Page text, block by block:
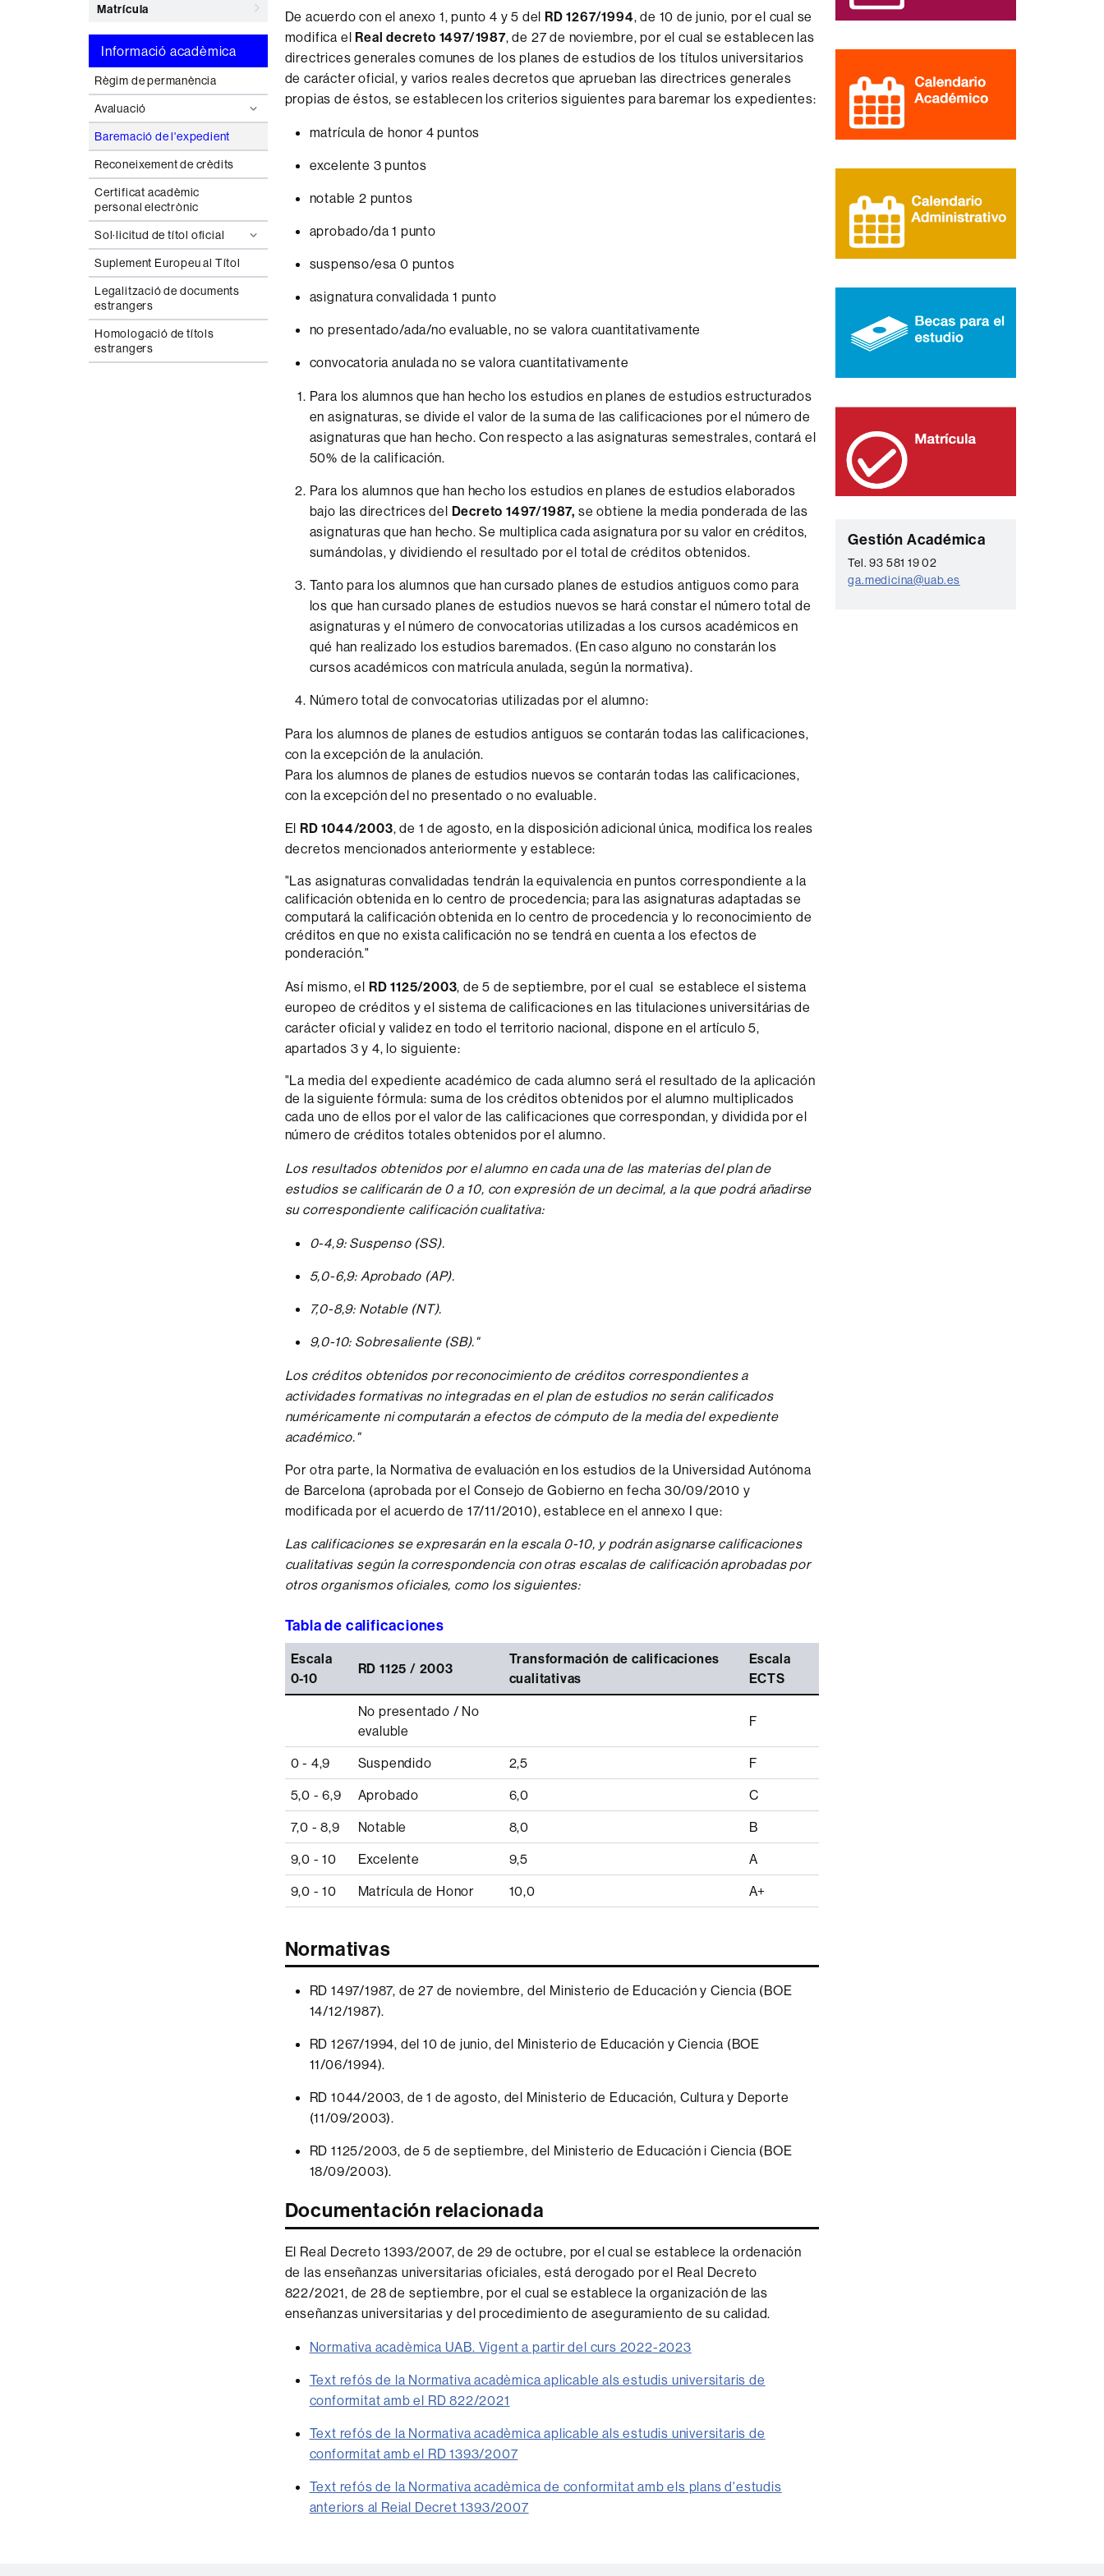
Matrícula
Informació acadèmica
Règim de permanència
Avaluació
Baremació de l'expedient
Reconeixement de crèdits
Certificat acadèmic
personal electrònic
Sol·licitud de títol oficial
Suplement Europeu al Títol
Legalització de documents
estrangers
Homologació de títols
estrangers
De acuerdo con el anexo 1, punto 4 y 5 del RD 1267/1994, de 10 de junio, por el cual se
modifica elReal decreto 1497/1987, de 27 de noviembre, por el cual se establecen las
directrices generales comunes de los planes de estudios de los títulos universitarios
de carácter oficial, y varios reales decretos que aprueban las directrices generales
propias de éstos, se establecen los criterios siguientes para baremar los expedientes:
matrícula de honor 4 puntos
excelente 3 puntos
notable 2 puntos
aprobado/da 1 punto
suspenso/esa 0 puntos
asignatura convalidada 1 punto
no presentado/ada/no evaluable, no se valora cuantitativamente
convocatoria anulada no se valora cuantitativamente
Para los alumnos que han hecho los estudios en planes de estudios estructurados
en asignaturas, se divide el valor de la suma de las calificaciones por el número de
asignaturas que han hecho. Con respecto a las asignaturas semestrales, contará el
50% de la calificación.
Para los alumnos que han hecho los estudios en planes de estudios elaborados
bajo las directrices del Decreto 1497/1987, se obtiene la media ponderada de las
asignaturas que han hecho. Se multiplica cada asignatura por su valor en créditos,
sumándolas, y dividiendo el resultado por el total de créditos obtenidos.
Tanto para los alumnos que han cursado planes de estudios antiguos como para
los que han cursado planes de estudios nuevos se hará constar el número total de
asignaturas y el número de convocatorias utilizadas a los cursos académicos en
qué han realizado los estudios baremados. (En caso alguno no constarán los
cursos académicos con matrícula anulada, según la normativa).
Número total de convocatorias utilizadas por el alumno:
Para los alumnos de planes de estudios antiguos se contarán todas las calificaciones,
con la excepción de la anulación.
Para los alumnos de planes de estudios nuevos se contarán todas las calificaciones,
con la excepción del no presentado o no evaluable.
El RD 1044/2003, de 1 de agosto, en la disposición adicional única, modifica los reales
decretos mencionados anteriormente y establece:
"Las asignaturas convalidadas tendrán la equivalencia en puntos correspondiente a la
calificación obtenida en lo centro de procedencia; para las asignaturas adaptadas se
computará la calificación obtenida en lo centro de procedencia y lo reconocimiento de
créditos en que no exista calificación no se tendrá en cuenta a los efectos de
ponderación."
Así mismo, el RD 1125/2003, de 5 de septiembre, por el cual se establece el sistema
europeo de créditos y el sistema de calificaciones en las titulaciones universitárias de
carácter oficial y validez en todo el territorio nacional, dispone en el artículo 5,
apartados 3 y 4, lo siguiente:
"La media del expediente académico de cada alumno será el resultado de la aplicación
de la siguiente fórmula: suma de los créditos obtenidos por el alumno multiplicados
cada uno de ellos por el valor de las calificaciones que correspondan, y dividida por el
número de créditos totales obtenidos por el alumno.
Los resultados obtenidos por el alumno en cada una de las materias del plan de
estudios se calificarán de 0 a 10, con expresión de un decimal, a la que podrá añadirse
su correspondiente calificación cualitativa:
0-4,9: Suspenso (SS).
5,0-6,9: Aprobado (AP).
7,0-8,9: Notable (NT).
9,0-10: Sobresaliente (SB)."
Los créditos obtenidos por reconocimiento de créditos correspondientes a
actividades formativas no integradas en el plan de estudios no serán calificados
numéricamente ni computarán a efectos de cómputo de la media del expediente
académico."
Por otra parte, la Normativa de evaluación en los estudios de la Universidad Autónoma
de Barcelona (aprobada por el Consejo de Gobierno en fecha 30/09/2010 y
modificada por el acuerdo de 17/11/2010), establece en el annexo I que:
Las calificaciones se expresarán en la escala 0-10, y podrán asignarse calificaciones
cualitativas según la correspondencia con otras escalas de calificación aprobadas por
otros organismos oficiales, como los siguientes:
Tabla de calificaciones
Escala
0-10
RD 1125 / 2003
Transformación de calificaciones
cualitativas
Escala
ECTS
No presentado / No
evaluble
F
0 - 4,9 Suspendido 2,5
F
5,0 - 6,9
Aprobado 6,0
C
7,0 - 8,9
Notable 8,0
B
9,0 - 10
Excelente 9,5
A
9,0 - 10
Matrícula de Honor 10,0 A+
Normativas
RD 1497/1987, de 27 de noviembre, del Ministerio de Educación y Ciencia (BOE
14/12/1987).
RD 1267/1994, del 10 de junio, del Ministerio de Educación y Ciencia (BOE
11/06/1994).
RD 1044/2003, de 1 de agosto, del Ministerio de Educación, Cultura y Deporte
(11/09/2003).
RD 1125/2003, de 5 de septiembre, del Ministerio de Educación i Ciencia (BOE
18/09/2003).
Documentación relacionada
El Real Decreto 1393/2007, de 29 de octubre, por el cual se establece la ordenación
de las enseñanzas universitarias oficiales, está derogado por el Real Decreto
822/2021, de 28 de septiembre, por el cual se establece la organización de las
enseñanzas universitarias y del procedimiento de aseguramiento de su calidad.
Normativa acadèmica UAB. Vigent a partir del curs 2022-2023
Text refós de la Normativa acadèmica aplicable als estudis universitaris de
conformitat amb el RD 822/2021
Text refós de la Normativa acadèmica aplicable als estudis universitaris de
conformitat amb el RD 1393/2007
Text refós de la Normativa acadèmica de conformitat amb els plans d'estudis
anteriors al Reial Decret 1393/2007
C
o
n
Gestión Académica
Tel. 93 581 19 02
ga.medicina@uab.es